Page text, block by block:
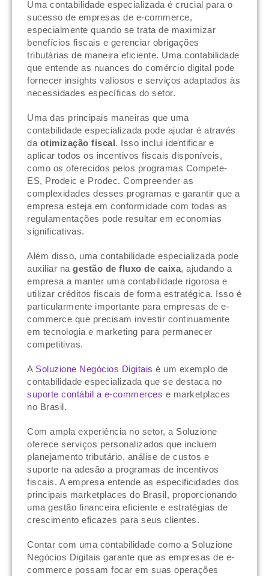
Uma contabilidade especializada é crucial para o
sucesso de empresas de e-commerce,
especialmente quando se trata de maximizar
benefícios fiscais e gerenciar obrigações
tributárias de maneira eficiente. Uma contabilidade
que entende as nuances do comércio digital pode
fornecer insights valiosos e serviços adaptados às
necessidades específicas do setor.
Uma das principais maneiras que uma
contabilidade especializada pode ajudar é através
da otimização fiscal. Isso inclui identificar e
aplicar todos os incentivos fiscais disponíveis,
como os oferecidos pelos programas Compete-
ES, Prodeic e Prodec. Compreender as
complexidades desses programas e garantir que a
empresa esteja em conformidade com todas as
regulamentações pode resultar em economias
significativas.
Além disso, uma contabilidade especializada pode
auxiliar na gestão de fluxo de caixa, ajudando a
empresa a manter uma contabilidade rigorosa e
utilizar créditos fiscais de forma estratégica. Isso é
particularmente importante para empresas de e-
commerce que precisam investir continuamente
em tecnologia e marketing para permanecer
competitivas.
A Soluzione Negócios Digitais é um exemplo de
contabilidade especializada que se destaca no
suporte contábil a e-commerces e marketplaces
no Brasil.
Com ampla experiência no setor, a Soluzione
oferece serviços personalizados que incluem
planejamento tributário, análise de custos e
suporte na adesão a programas de incentivos
fiscais. A empresa entende as especificidades dos
principais marketplaces do Brasil, proporcionando
uma gestão financeira eficiente e estratégias de
crescimento eficazes para seus clientes.
Contar com uma contabilidade como a Soluzione
Negócios Digitais garante que as empresas de e-
commerce possam focar em suas operações